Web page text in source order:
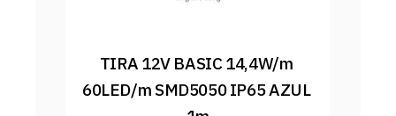
TIRA 12V BASIC 14,4W/m
60LED/m SMD5050 IP65 AZUL